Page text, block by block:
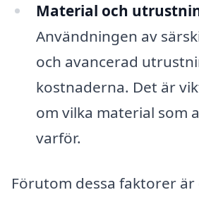
Material och
Användningen av
och avancerad
kostnaderna. Det är
om vilka material som
varför.
Förutom dessa faktorer